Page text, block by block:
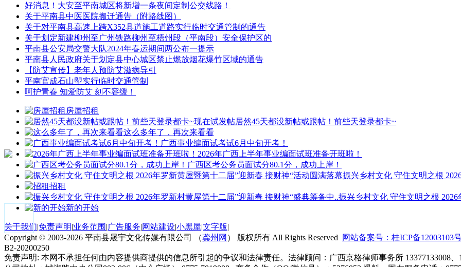
好消息！大安至平南城区将新增一条夜间定制公交线路！
关于平南县中医医院搬迁通告（附路线图）
关于对平南县高速上跨X352县道施工道路实行临时交通管制的通告
关于划定新建柳州至广州铁路柳州至梧州段（平南段）安全保护区的
平南县公安局交警大队2024年春运期间两公布一提示
平南县人民政府关于划定县中心城区禁止燃放烟花爆竹区域的通告
【防艾宣传】老年人预防艾滋病导引
平南官成石山塱实行临时交通管制
呵护青春 知爱防艾 刻不容缓！
房屋招租
居然45天都没新帖或跟帖！前些天登录都卡~
这么多年了，再次来看看
广西事业编面试考试6月中旬开考！
2026年广西上半年事业编面试班准备开班啦！
广西区考公务员面试分80.1分，成功上岸！
振兴乡村文化 守住文明之根
招租
振兴乡村文化 守住文明之根 2026
新的开始
关于我们|免责声明|业务范围 |广告服务|网站建设|小黑屋|文字版|
Copyright © 2003-2026 平南县晟宇文化传媒有限公司 （龚州网 ） 版权所有 All Rights Reserved
网站备案号：桂ICP备12003103
B2-20200250
免责声明: 本网不承担任何由内容提供商提供的信息所引起的争议和法律责任。法律顾问：广西京格律师事务所 13377133008、